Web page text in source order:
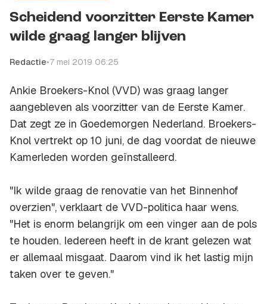
Scheidend voorzitter Eerste Kamer
wilde graag langer blijven
Redactie•7 mei 2019 06:25
Ankie Broekers-Knol (VVD) was graag langer
aangebleven als voorzitter van de Eerste Kamer.
Dat zegt ze in Goedemorgen Nederland. Broekers-
Knol vertrekt op 10 juni, de dag voordat de nieuwe
Kamerleden worden geïnstalleerd.
"Ik wilde graag de renovatie van het Binnenhof
overzien", verklaart de VVD-politica haar wens.
"Het is enorm belangrijk om een vinger aan de pols
te houden. Iedereen heeft in de krant gelezen wat
er allemaal misgaat. Daarom vind ik het lastig mijn
taken over te geven."